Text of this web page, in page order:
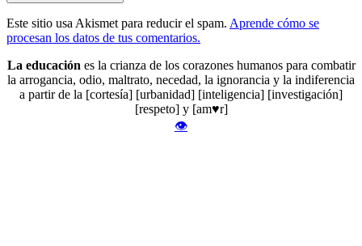
Este sitio usa Akismet para reducir el spam. Aprende cómo se
procesan los datos de tus comentarios.
La educaciónes la crianza de los corazones humanos para combatir
la arrogancia, odio, maltrato, necedad, la ignorancia y la indiferencia
a partir de la [cortesía] [urbanidad] [inteligencia] [investigación]
[respeto] y [am♥r]
👁